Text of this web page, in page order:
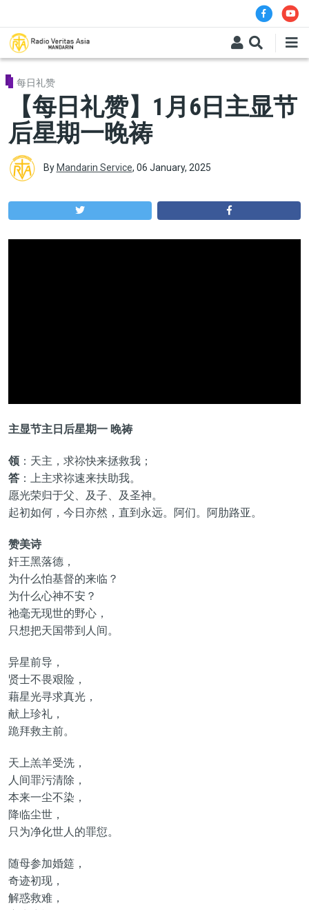
每日礼赞
【每日礼赞】1月6日主显节
后星期一晚祷
By Mandarin Service, 06 January, 2025
主显节主日后星期一 晚祷
领：天主，求祢快来拯救我；
答：上主求祢速来扶助我。
愿光荣归于父、及子、及圣神。
起初如何，今日亦然，直到永远。阿们。阿肋路亚。
赞美诗
奸王黑落德，
为什么怕基督的来临？
为什么心神不安？
祂毫无现世的野心，
只想把天国带到人间。
异星前导，
贤士不畏艰险，
藉星光寻求真光，
献上珍礼，
跪拜救主前。
天上羔羊受洗，
人间罪污清除，
本来一尘不染，
降临尘世，
只为净化世人的罪愆。
随母参加婚筵，
奇迹初现，
解惑救难，